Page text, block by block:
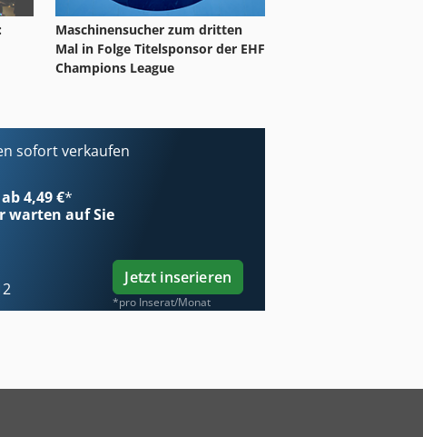
Maschinensucher zum dritten
Mal in Folge Titelsponsor der EHF
Champions League
sofort verkaufen
4,49 €*
warten auf Sie
Jetzt inserieren
*pro Inserat/Monat